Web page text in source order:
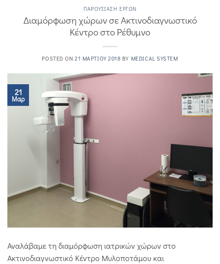
ΠΑΡΟΥΣΊΑΣΗ ΈΡΓΩΝ
Διαμόρφωση χώρων σε Ακτινοδιαγνωστικό
Κέντρο στο Ρέθυμνο
POSTED ON21 ΜΑΡΤΊΟΥ 2018 BY MEDICAL SYSTEM
21
Μαρ
Αναλάβαμε τη διαμόρφωση ιατρικών χώρων στο
Ακτινοδιαγνωστικό Κέντρο Μυλοποτάμου και